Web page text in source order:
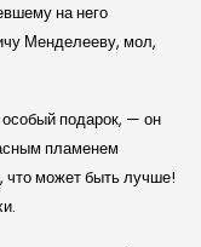
на него
Менделееву, мол,
подарок, — он
пламенем
может быть лучше!